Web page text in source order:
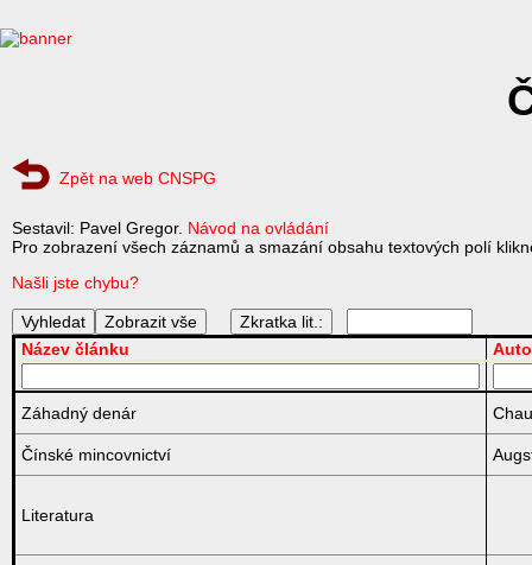
Zpět na web CNSPG
Sestavil: Pavel Gregor. Návod na ovládání
Pro zobrazení všech záznamů a smazání obsahu textových polí
Našli jste chybu?
Zkratka lit.:
Název článku
Záhadný denár
Čínské mincovnictví
Literatura